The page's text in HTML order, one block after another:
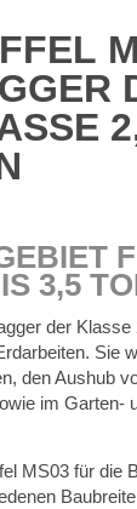
3,5
der
Sie
den Aus­hub
im Gar­ten-
MS03 für die